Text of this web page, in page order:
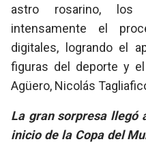
astro rosarino, los
intensamente el
digitales, logrando el
figuras del deporte y
Agüero, Nicolás
La gran sorpresa llegó
inicio de la Copa del